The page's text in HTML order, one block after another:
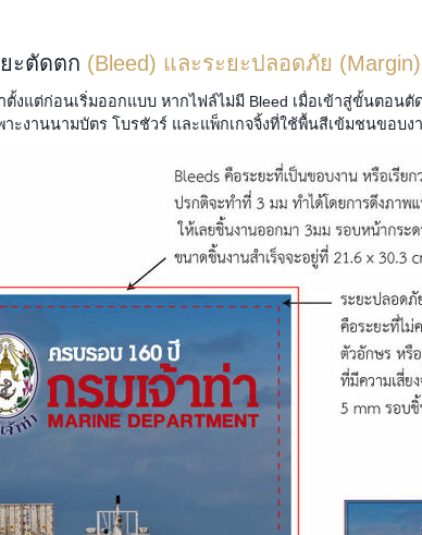
ะตัดตก (Bleed) และระยะปลอดภัย
แต่ก่อนเริ่มออกแบบ หากไฟล์ไม่มี Bleed เมื่อเข้าสู่ขั้นตอนตั
าะงานนามบัตร โบรชัวร์ และแพ็กเกจจิ้งที่ใช้พื้นสีเข้มชนขอบง